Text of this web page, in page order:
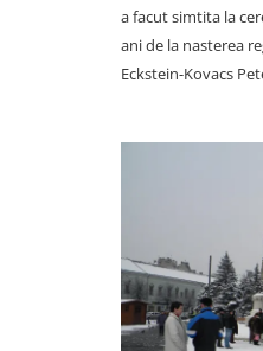
a facut simtita la
ani de la nasterea
Eckstein-Kovacs